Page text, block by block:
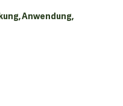
Anwendung,